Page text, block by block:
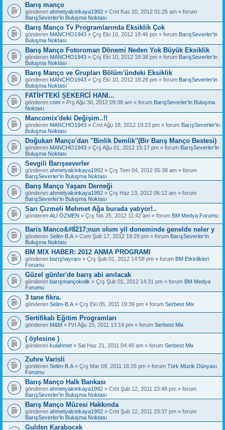
Barış manço
gönderen ahmetyalcinkaya1992 » Cmt Kas 10, 2012 01:25 am » forum
BarışSeverler'in Buluşma Noktası
Barış Manço Tv Programlarında Eksiklik Çok
gönderen MANCHO1943 » Çrş Eki 10, 2012 18:46 pm » forum BarışSeverler'in
Buluşma Noktası
Barış Manço Fotoroman Dönemi Neden Yok Büyük Eksiklik
gönderen MANCHO1943 » Çrş Eki 10, 2012 18:38 pm » forum BarışSeverler'in
Buluşma Noktası
Barış Manço ve Grupları Bölüm'ündeki Eksiklik
gönderen MANCHO1943 » Çrş Eki 10, 2012 18:28 pm » forum BarışSeverler'in
Buluşma Noktası
FATİH'TEKİ ŞEKERCİ HANI...
gönderen com » Prş Ağu 30, 2012 09:38 am » forum BarışSeverler'in Buluşma
Noktası
Mancomix'deki Değişim..!!
gönderen MANCHO1943 » Cmt Ağu 18, 2012 19:23 pm » forum BarışSeverler'in
Buluşma Noktası
Doğukan Manço'dan ''Binlik Demlik''(Bir Barış Manço Bestesi)
gönderen MANCHO1943 » Çrş Ağu 01, 2012 15:17 pm » forum BarışSeverler'in
Buluşma Noktası
Sevgili Barışseverler
gönderen ahmetyalcinkaya1992 » Çrş Tem 04, 2012 05:38 am » forum
BarışSeverler'in Buluşma Noktası
Barış Manço Yaşam Derneği
gönderen ahmetyalcinkaya1992 » Çrş Haz 13, 2012 06:12 am » forum
BarışSeverler'in Buluşma Noktası
Sarı Çizmeli Mehmet Ağa burada yatıyor!..
gönderen ALİ ÖZMEN » Çrş Nis 25, 2012 11:42 am » forum BM Medya Forumu
Baris Manco&#8217;nun olum yil doneminde genelde neler y
gönderen Selim-B.A » Cum Şub 17, 2012 19:29 pm » forum BarışSeverler'in
Buluşma Noktası
BM MIX HABER: 2012 ANMA PROGRAMI
gönderen barışhayranı » Çrş Şub 01, 2012 14:58 pm » forum BM Etkinlikleri
Forumu
Güzel günler'de barış abi anılacak
gönderen barışmançokolik » Çrş Şub 01, 2012 14:31 pm » forum BM Medya
Forumu
3 tane fikra.
gönderen Selim-B.A » Çrş Eki 05, 2011 19:39 pm » forum Serbest Mix
Sertifikalı Eğitim Programları
gönderen M&M » Pzt Ağu 15, 2011 13:14 pm » forum Serbest Mix
( öylesine )
gönderen kulahmet » Sal Haz 21, 2011 04:49 am » forum Serbest Mix
Zuhre Varisli
gönderen Selim-B.A » Çrş Mar 09, 2011 16:26 pm » forum Türk Müzik Dünyası
Forumu
Barış Manço Halk Bankası
gönderen ahmetyalcinkaya1992 » Cmt Şub 12, 2011 23:48 pm » forum
BarışSeverler'in Buluşma Noktası
Barış Manço Müzesi Hakkında
gönderen ahmetyalcinkaya1992 » Cmt Şub 12, 2011 23:37 pm » forum
BarışSeverler'in Buluşma Noktası
Gulden Karabocek